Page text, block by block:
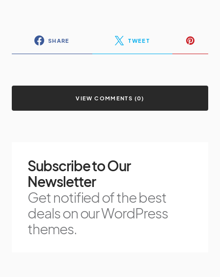
SHARE TWEET
VIEW COMMENTS (0)
Subscribe to Our
Newsletter
Get notified of the best
deals on our WordPress
themes.